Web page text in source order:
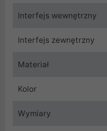
Interfejs wewnętrzny
Interfejs zewnętrzny
Materiał
Kolor
Wymiary